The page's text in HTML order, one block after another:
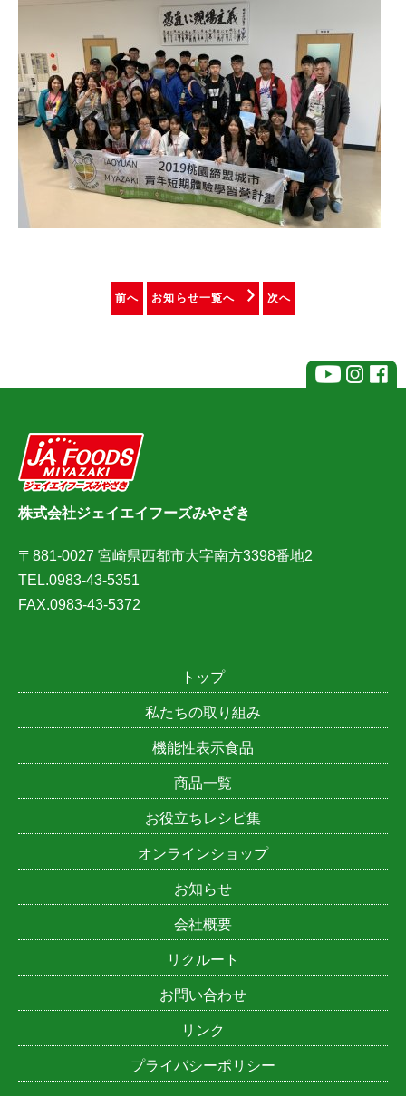
前へ お知らせ一覧へ 次へ
株式会社ジェイエイフーズみやざき
〒881-0027 宮崎県西都市大字南方3398番地2
TEL.0983-43-5351
FAX.0983-43-5372
トップ
私たちの取り組み
機能性表示食品
商品一覧
お役立ちレシピ集
オンラインショップ
お知らせ
会社概要
リクルート
お問い合わせ
リンク
プライバシーポリシー